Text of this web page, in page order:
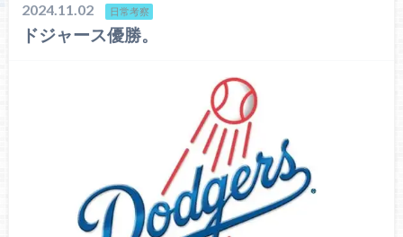
2024.11.02 日常考察
ドジャース優勝。